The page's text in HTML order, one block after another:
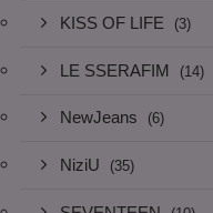
KISS OF LIFE (3)
LE SSERAFIM (14)
NewJeans (6)
NiziU (35)